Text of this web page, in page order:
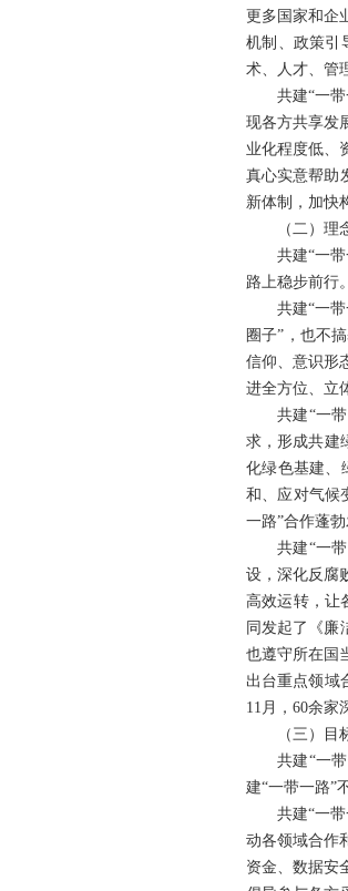
更多国家和企
机制、政策引
术、人才、管
共建“一
现各方共享发
业化程度低、
真心实意帮助
新体制，加快
（二）
共建“一
路上稳步前行。
共建“一
圈子”，也不
信仰、意识形
进全方位、立
共建“一
求，形成共建
化绿色基建、
和、应对气候
一路”合作蓬勃
共建“一
设，深化反腐
高效运转，让
同发起了《廉
也遵守所在国
出台重点领域
11月，60余家
（三）
共建“一
建“一带一路”
共建“一
动各领域合作
资金、数据安